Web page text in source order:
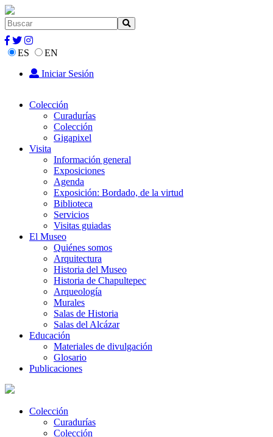
ES
EN
Iniciar Sesión
Colección
Curadurías
Colección
Gigapixel
Visita
Información general
Exposiciones
Agenda
Exposición: Bordado, de la virtud
Biblioteca
Servicios
Visitas guiadas
El Museo
Quiénes somos
Arquitectura
Historia del Museo
Historia de Chapultepec
Arqueología
Murales
Salas de Historia
Salas del Alcázar
Educación
Materiales de divulgación
Glosario
Publicaciones
Colección
Curadurías
Colección